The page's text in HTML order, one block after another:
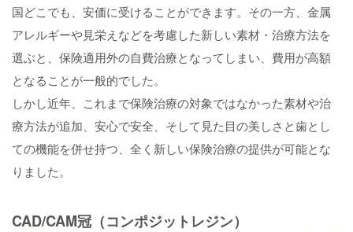
国どこでも、安価に受けることができます。その一方、金属
アレルギーや見栄えなどを考慮した新しい素材・治療方法を
選ぶと、保険適用外の自費治療となってしまい、費用が高額
となることが一般的でした。
しかし近年、これまで保険治療の対象ではなかった素材や治
療方法が追加、安心で安全、そして見た目の美しさと歯とし
ての機能を併せ持つ、全く新しい保険治療の提供が可能とな
りました。
CAD/CAM冠（コンポジットレジン）